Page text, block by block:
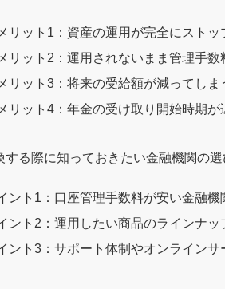
リット1：資産の運用が完全にストッ
リット2：運用されないまま管理手数
リット3：将来の受給額が減ってしま
リット4：年金の受け取り開始時期が
する際に知っておきたい金融機関の選
ント1：口座管理手数料が安い金融機
ント2：運用したい商品のラインナ
ント3：サポート体制やオンライン